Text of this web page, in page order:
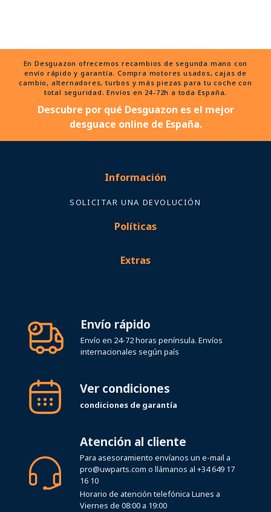
En Desguazon ofrecemos recambios de segunda mano con
envío rápido y garantía. Compra motores usados, cajas de
cambio, alternadores, turbos y más piezas para tu coche con
total seguridad. Envíos en 24-72h a toda España.
Descubre por qué Desguazon es el mejor
desguace online de España.
Información
SOLICITAR UNA DEVOLUCIÓN
Políticas
Extras
Envío rápido
Envío en 24-72 horas península. Envíos
internacionales según país
Ver condiciones
condiciones de garantía
Atención al cliente
Para asesoramiento envíanos un e-mail a
pro@uwparts.com o llámanos al +34 649 17
16 10
Horario de atención telefónica Lunes a
Viernes de 08:00 a 19:00